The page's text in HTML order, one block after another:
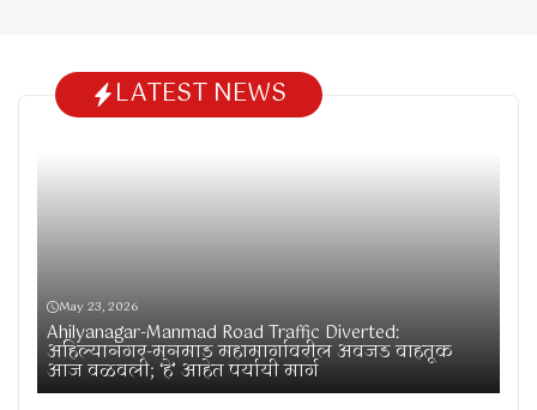
LATEST NEWS
May 23, 2026
Ahilyanagar-Manmad Road Traffic Diverted:
अहिल्यानगर-मनमाड महामार्गावरील अवजड वाहतूक
आज वळवली; ‘हे’ आहेत पर्यायी मार्ग